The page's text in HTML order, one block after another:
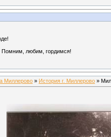
Помним, любим, гордимся!
Миллерово » История г. Миллерово »